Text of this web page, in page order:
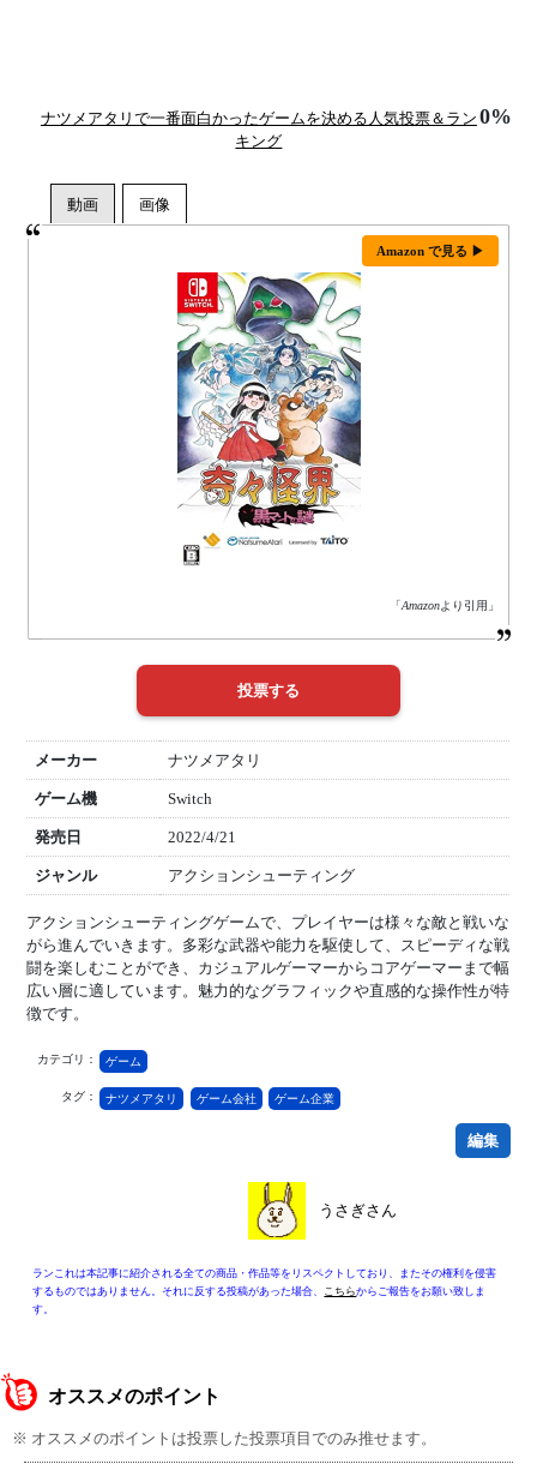
ナツメアタリで一番面白かったゲームを決める人気投票＆ラン
キング
0%
Amazon で見る ▶
「Amazonより引用」
メーカー ナツメアタリ
ゲーム機 Switch
発売日 2022/4/21
ジャンル アクションシューティング
アクションシューティングゲームで、プレイヤーは様々な敵と戦いな
がら進んでいきます。多彩な武器や能力を駆使して、スピーディな戦
闘を楽しむことができ、カジュアルゲーマーからコアゲーマーまで幅
広い層に適しています。魅力的なグラフィックや直感的な操作性が特
徴です。
カテゴリ： ゲーム
タグ： ナツメアタリ ゲーム会社 ゲーム企業
編集
うさぎさん
ランこれは本記事に紹介される全ての商品・作品等をリスペクトしており、またその権利を侵害
するものではありません。それに反する投稿があった場合、 こちらからご報告をお願い致しま
す。
オススメのポイント
※ オススメのポイントは投票した投票項目でのみ推せます。